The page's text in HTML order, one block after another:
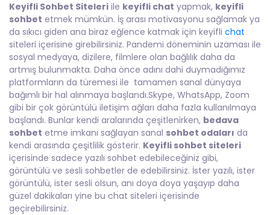
Keyifli Sohbet Siteleri ile keyifli chat yapmak, keyifli
sohbet etmek mümkün. İş arası motivasyonu sağlamak ya
da sıkıcı giden ana biraz eğlence katmak için keyifli chat
siteleri içerisine girebilirsiniz. Pandemi döneminin uzaması ile
sosyal medyaya, dizilere, filmlere olan bağlılık daha da
artmış bulunmakta. Daha önce adını dahi duymadığımız
platformların da türemesi ile tamamen sanal dünyaya
bağımlı bir hal alınmaya başlandı.Skype, WhatsApp, Zoom
gibi bir çok görüntülü iletişim ağları daha fazla kullanılmaya
başlandı. Bunlar kendi aralarında çeşitlenirken, bedava
sohbet etme imkanı sağlayan sanal sohbet odaları da
kendi arasında çeşitlilik gösterir. Keyifli sohbet siteleri
içerisinde sadece yazılı sohbet edebileceğiniz gibi,
görüntülü ve sesli sohbetler de edebilirsiniz. İster yazılı, ister
görüntülü, ister sesli olsun, anı doya doya yaşayıp daha
güzel dakikaları yine bu chat siteleri içerisinde
geçirebilirsiniz.